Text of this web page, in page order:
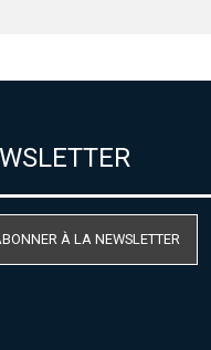
À LA NEWSLETTER